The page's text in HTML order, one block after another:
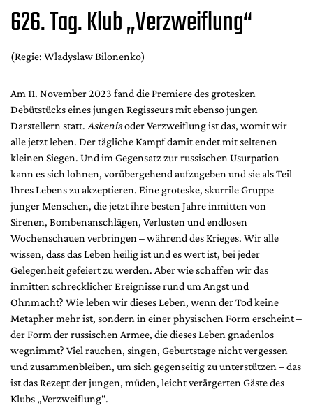
626. Tag. Klub „Verzweiflung“
(Regie: Wladyslaw Bilonenko)
Am 11. November 2023 fand die Premiere des grotesken
Debütstücks eines jungen Regisseurs mit ebenso jungen
Darstellern statt. Askeniaoder Verzweiflung ist das, womit wir
alle jetzt leben. Der tägliche Kampf damit endet mit seltenen
kleinen Siegen. Und im Gegensatz zur russischen Usurpation
kann es sich lohnen, vorübergehend aufzugeben und sie als Teil
Ihres Lebens zu akzeptieren. Eine groteske, skurrile Gruppe
junger Menschen, die jetzt ihre besten Jahre inmitten von
Sirenen, Bombenanschlägen, Verlusten und endlosen
Wochenschauen verbringen – während des Krieges. Wir alle
wissen, dass das Leben heilig ist und es wert ist, bei jeder
Gelegenheit gefeiert zu werden. Aber wie schaffen wir das
inmitten schrecklicher Ereignisse rund um Angst und
Ohnmacht? Wie leben wir dieses Leben, wenn der Tod keine
Metapher mehr ist, sondern in einer physischen Form erscheint –
der Form der russischen Armee, die dieses Leben gnadenlos
wegnimmt? Viel rauchen, singen, Geburtstage nicht vergessen
und zusammenbleiben, um sich gegenseitig zu unterstützen – das
ist das Rezept der jungen, müden, leicht verärgerten Gäste des
Klubs „Verzweiflung“.